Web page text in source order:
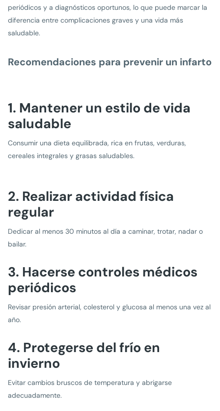
periódicos y a diagnósticos oportunos, lo que puede marcar la
diferencia entre complicaciones graves y una vida más
saludable.
Recomendaciones para prevenir un infarto
1. Mantener un estilo de vida
saludable
Consumir una dieta equilibrada, rica en frutas, verduras,
cereales integrales y grasas saludables.
2. Realizar actividad física
regular
Dedicar al menos 30 minutos al día a caminar, trotar, nadar o
bailar.
3. Hacerse controles médicos
periódicos
Revisar presión arterial, colesterol y glucosa al menos una vez al
año.
4. Protegerse del frío en
invierno
Evitar cambios bruscos de temperatura y abrigarse
adecuadamente.